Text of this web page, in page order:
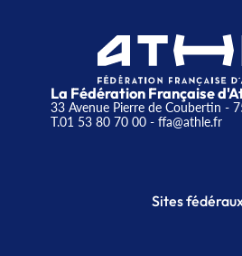
La Fédération Française
33 Avenue Pierre de Coubertin -
T.01 53 80 70 00- ffa@athle.fr
Sites